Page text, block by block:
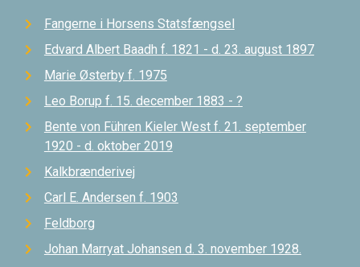
Fangerne i Horsens Statsfængsel
Edvard Albert Baadh f. 1821 - d. 23. august 1897
Marie Østerby f. 1975
Leo Borup f. 15. december 1883 - ?
Bente von Führen Kieler West f. 21. september
1920 - d. oktober 2019
Kalkbrænderivej
Carl E. Andersen f. 1903
Feldborg
Johan Marryat Johansen d. 3. november 1928.